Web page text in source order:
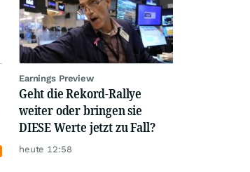
Earnings Preview
Geht die Rekord-Rallye
weiter oder bringen sie
DIESE Werte jetzt zu Fall?
heute 12:58